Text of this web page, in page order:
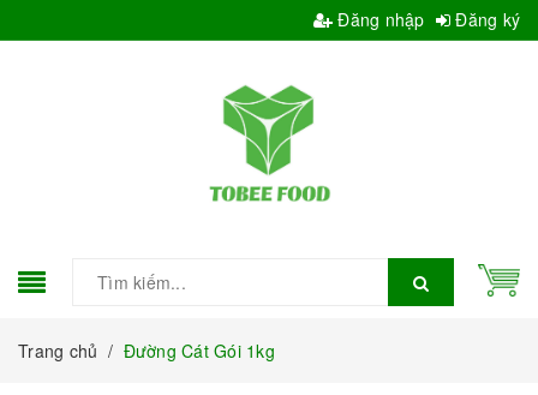
Đăng nhập Đăng ký
Trang chủ / Đường Cát Gói 1kg